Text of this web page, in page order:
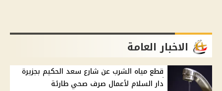
الاخبار العامة
قطع مياه الشرب عن شارع سعد الحكيم بجزيرة
دار السلام لأعمال صرف صحي طارئة